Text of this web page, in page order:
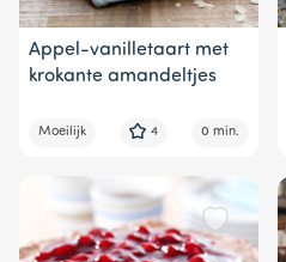
Appel-vanilletaart met
krokante amandeltjes
Moeilijk 4 0 min.